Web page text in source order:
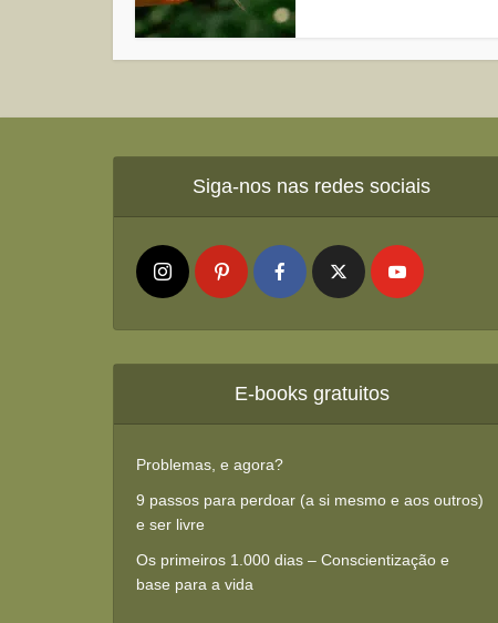
Siga-nos nas redes sociais
E-books gratuitos
Problemas, e agora?
9 passos para perdoar (a si mesmo e aos outros)
e ser livre
Os primeiros 1.000 dias – Conscientização e
base para a vida